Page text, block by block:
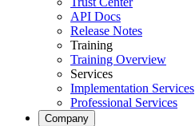
API Docs
Release Notes
Training
Training Overview
Services
Implementation Services
Professional Services
Company